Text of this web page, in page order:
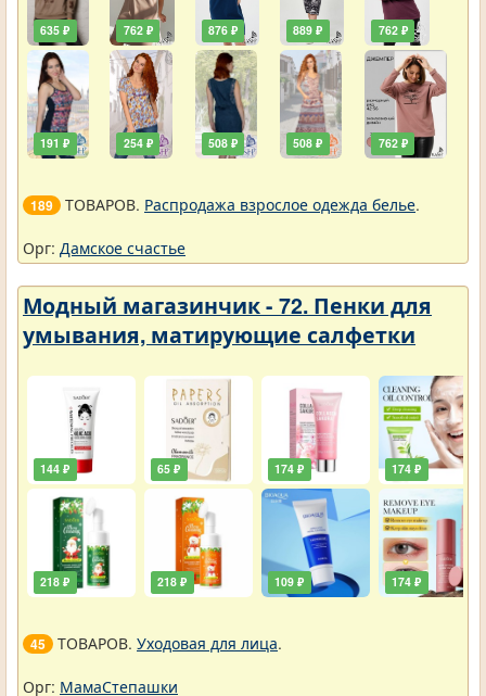
635 ₽
191 ₽
762 ₽
254 ₽
876 ₽
508 ₽
889 ₽
508 ₽
762 ₽
762 ₽
189 ТОВАРОВ. Распродажа взрослое одежда белье.
Орг: Дамское счастье
Модный магазинчик - 72. Пенки для
умывания, матирующие салфетки
144 ₽
218 ₽
65 ₽
218 ₽
174 ₽
109 ₽
174 ₽
174 ₽
45 ТОВАРОВ. Уходовая для лица.
Орг: МамаСтепашки